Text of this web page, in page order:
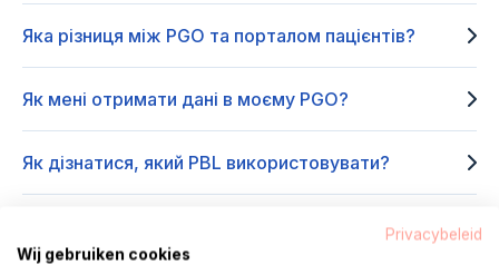
Яка різниця між PGO та порталом пацієнтів?
Як мені отримати дані в моєму PGO?
Як дізнатися, який PBL використовувати?
Чому я маю входити через DigiD і підтвердження
особи?
Privacybeleid
Wij gebruiken cookies